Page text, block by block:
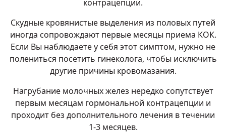
контрацепции.
Скудные кровянистые выделения из половых путей
иногда сопровождают первые месяцы приема КОК.
Если Вы наблюдаете у себя этот симптом, нужно не
полениться посетить гинеколога, чтобы исключить
другие причины кровомазания.
Нагрубание молочных желез нередко сопутствует
первым месяцам гормональной контрацепции и
проходит без дополнительного лечения в течении
1-3 месяцев.